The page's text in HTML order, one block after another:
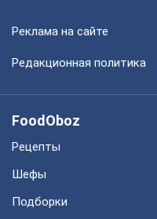
Реклама на сайте
Редакционная политика
FoodOboz
Рецепты
Шефы
Подборки